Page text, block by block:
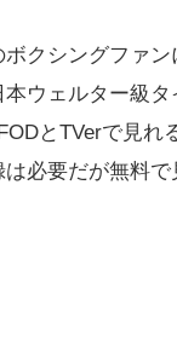
クシングファ
ウェルター級
とTVerで見れ
必要だが無料で